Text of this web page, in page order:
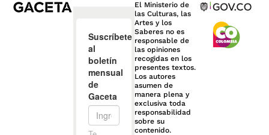
El Ministerio de
las Culturas, las
Artes y los
Saberes no es
responsable de
las opiniones
recogidas en los
presentes textos.
Los autores
asumen de
manera plena y
exclusiva toda
responsabilidad
sobre su
contenido.